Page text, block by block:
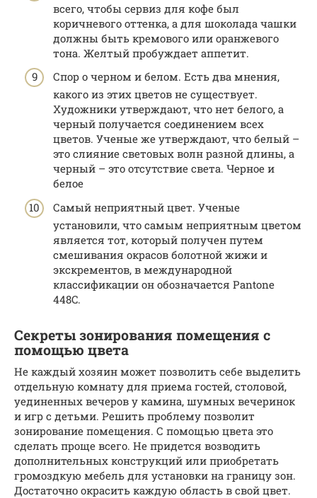
всего, чтобы сервиз для кофе был
коричневого оттенка, а для шоколада чашки
должны быть кремового или оранжевого
тона. Желтый пробуждает аппетит.
Спор о черном и белом. Есть два мнения,
какого из этих цветов не существует.
Художники утверждают, что нет белого, а
черный получается соединением всех
цветов. Ученые же утверждают, что белый –
это слияние световых волн разной длины, а
черный – это отсутствие света. Черное и
белое
Самый неприятный цвет. Ученые
установили, что самым неприятным цветом
является тот, который получен путем
смешивания окрасов болотной жижи и
экскрементов, в международной
классификации он обозначается Pantone
448C.
Секреты зонирования помещения с
помощью цвета
Не каждый хозяин может позволить себе выделить
отдельную комнату для приема гостей, столовой,
уединенных вечеров у камина, шумных вечеринок
и игр с детьми. Решить проблему позволит
зонирование помещения. С помощью цвета это
сделать проще всего. Не придется возводить
дополнительных конструкций или приобретать
громоздкую мебель для установки на границу зон.
Достаточно окрасить каждую область в свой цвет.